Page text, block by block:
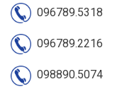
096789.5318
096789.2216
098890.5074